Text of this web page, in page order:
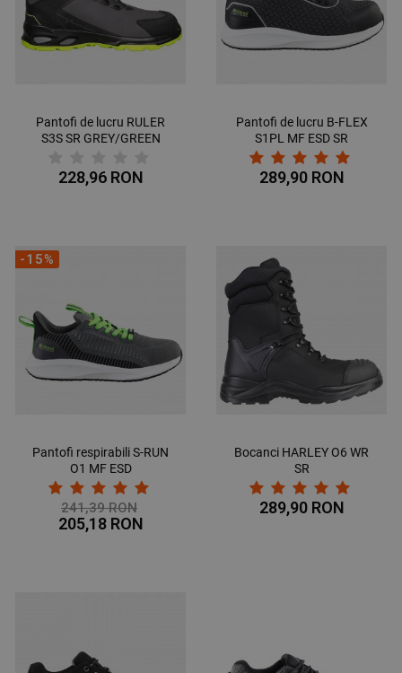
Pantofi de lucru RULER
S3S SR GREY/GREEN
228,96 RON
Pantofi de lucru B-FLEX
S1PL MF ESD SR
289,90 RON
-15%
Pantofi respirabili S-RUN
O1 MF ESD
241,39 RON
205,18 RON
Bocanci HARLEY О6 WR
SR
289,90 RON